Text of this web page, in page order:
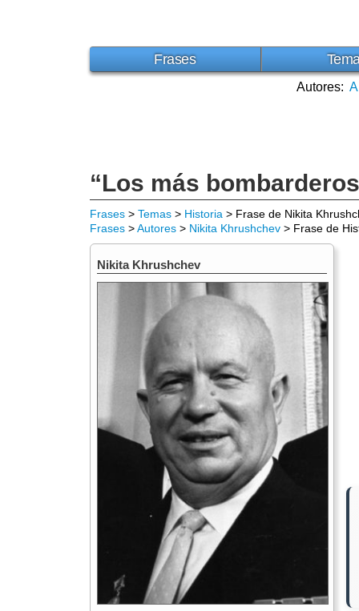
Frases
Autores: A
“Los más
Frases > Temas > Historia > Frase de Nikita
Frases >Autores > Nikita Khrushchev > Frase de
Nikita Khrushchev